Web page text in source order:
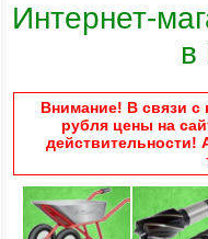
Интернет-
в
Внимание! В связи
рубля цены на
действительности!